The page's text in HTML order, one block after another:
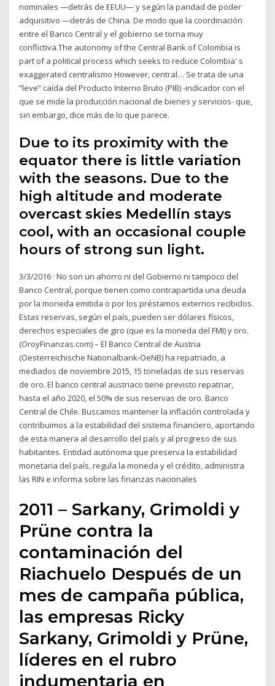
nominales —detrás de EEUU— y según la paridad de poder
adquisitivo —detrás de China. De modo que la coordinación
entre el Banco Central y el gobierno se torna muy
conflictiva.The autonomy of the Central Bank of Colombia is
part of a political process which seeks to reduce Colombia' s
exaggerated centralismo However, central… Se trata de una
“leve” caída del Producto Interno Bruto (PIB) -indicador con el
que se mide la producción nacional de bienes y servicios- que,
sin embargo, dice más de lo que parece.
Due to its proximity with the
equator there is little variation
with the seasons. Due to the
high altitude and moderate
overcast skies Medellín stays
cool, with an occasional couple
hours of strong sun light.
3/3/2016 · No son un ahorro ni del Gobierno ni tampoco del
Banco Central, porque tienen como contrapartida una deuda
por la moneda emitida o por los préstamos externos recibidos.
Estas reservas, según el país, pueden ser dólares físicos,
derechos especiales de giro (que es la moneda del FMI) y oro.
(OroyFinanzas.com) – El Banco Central de Austria
(Oesterreichische Nationalbank-OeNB) ha repatriado, a
mediados de noviembre 2015, 15 toneladas de sus reservas
de oro. El banco central austriaco tiene previsto repatriar,
hasta el año 2020, el 50% de sus reservas de oro. Banco
Central de Chile. Buscamos mantener la inflación controlada y
contribuimos a la estabilidad del sistema financiero, aportando
de esta manera al desarrollo del país y al progreso de sus
habitantes. Entidad autónoma que preserva la estabilidad
monetaria del país, regula la moneda y el crédito, administra
las RIN e informa sobre las finanzas nacionales
2011 – Sarkany, Grimoldi y
Prüne contra la
contaminación del
Riachuelo Después de un
mes de campaña pública,
las empresas Ricky
Sarkany, Grimoldi y Prüne,
líderes en el rubro
indumentaria en